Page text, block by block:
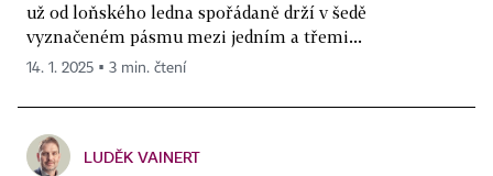
už od loňského ledna spořádaně drží v šedě
vyznačeném pásmu mezi jedním a třemi...
14. 1. 2025 ▪ 3 min. čtení
LUDĚK VAINERT